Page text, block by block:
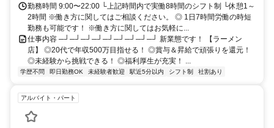
勤務時間 9:00〜22:00 └上記時間内で実働8時間のシフト制 └休憩1～
2時間 ※働き方に関してはご相談ください。 ◎ 1日7時間労働の時短
勤務も可能です！ ※働き方に関してはお気軽に...
仕事内容 ─┘─┘─┘─┘─┘─┘─┘─┘─┘ 新業態です！ 【ラーメン
店】 ◎20代で年収500万目指せる！ ◎賞与＆昇給で頑張りを還元！
◎未経験から挑戦できる！ ◎福利厚生が充実！ ...
学歴不問 即日勤務OK 未経験者歓迎 駅近5分以内 シフト制 社割あり
アルバイト・パート